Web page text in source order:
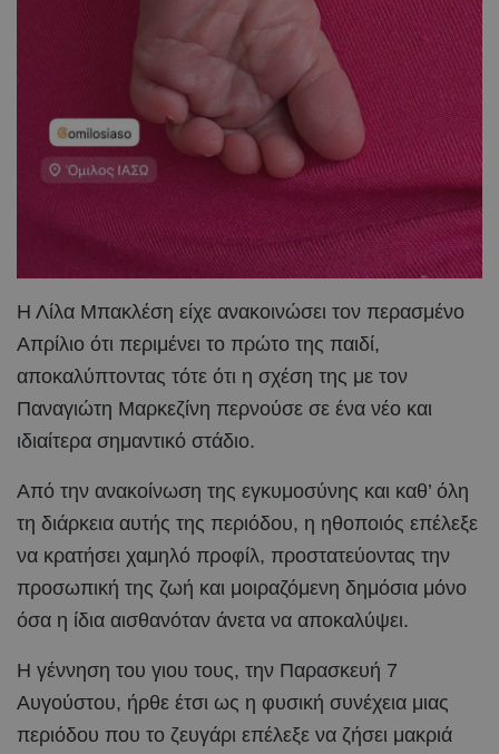
Η Λίλα Μπακλέση είχε ανακοινώσει τον περασμένο
Απρίλιο ότι περιμένει το πρώτο της παιδί,
αποκαλύπτοντας τότε ότι η σχέση της με τον
Παναγιώτη Μαρκεζίνη περνούσε σε ένα νέο και
ιδιαίτερα σημαντικό στάδιο.
Από την ανακοίνωση της εγκυμοσύνης και καθ’ όλη
τη διάρκεια αυτής της περιόδου, η ηθοποιός επέλεξε
να κρατήσει χαμηλό προφίλ, προστατεύοντας την
προσωπική της ζωή και μοιραζόμενη δημόσια μόνο
όσα η ίδια αισθανόταν άνετα να αποκαλύψει.
Η γέννηση του γιου τους, την Παρασκευή 7
Αυγούστου, ήρθε έτσι ως η φυσική συνέχεια μιας
περιόδου που το ζευγάρι επέλεξε να ζήσει μακριά